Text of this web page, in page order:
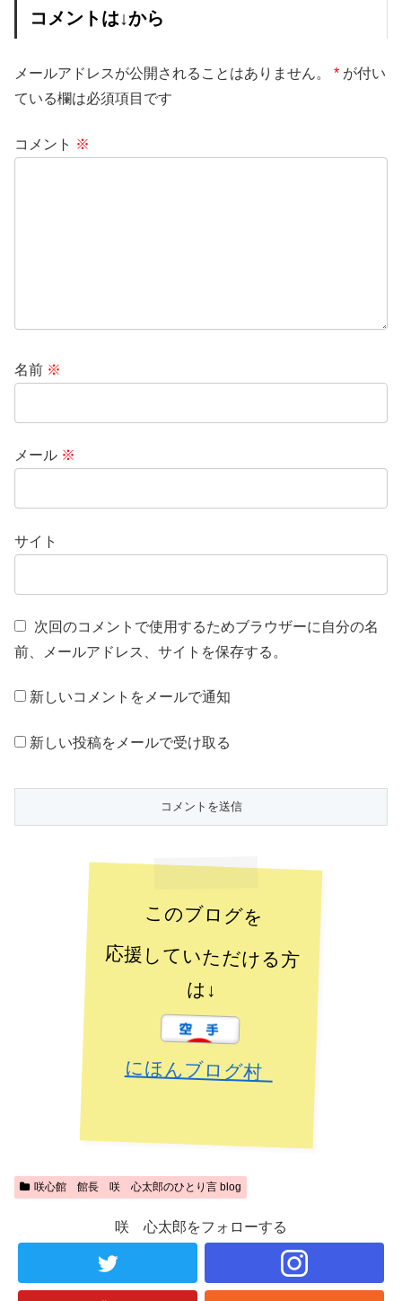
コメントは↓から
メールアドレスが公開されることはありません。 * が付い
ている欄は必須項目です
コメント ※
名前 ※
メール ※
サイト
次回のコメントで使用するためブラウザーに自分の名
前、メールアドレス、サイトを保存する。
新しいコメントをメールで通知
新しい投稿をメールで受け取る
このブログを
応援していただける方
は↓
にほんブログ村
咲心館 館長 咲 心太郎のひとり言 blog
咲 心太郎をフォローする